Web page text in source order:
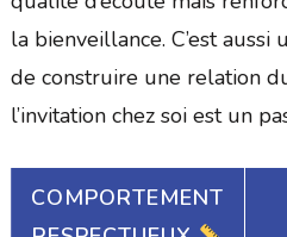
la bienveillance. C’est
de construire une relation
l’invitation chez soi est un
COMPORTEMENT